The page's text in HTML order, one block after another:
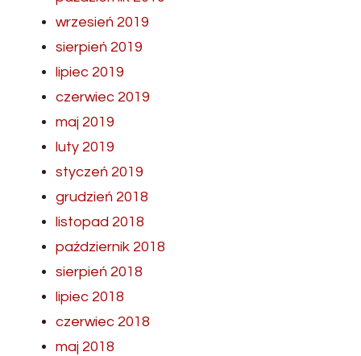
wrzesień 2019
sierpień 2019
lipiec 2019
czerwiec 2019
maj 2019
luty 2019
styczeń 2019
grudzień 2018
listopad 2018
październik 2018
sierpień 2018
lipiec 2018
czerwiec 2018
maj 2018